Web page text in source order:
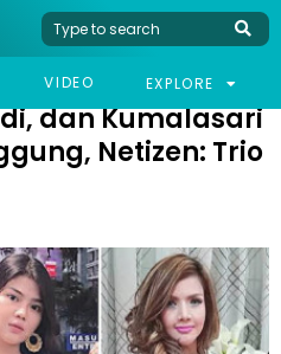
VIDEO EXPLORE
DAN KUMALASARI BERAKSI SATU
dan Kumalasari
Netizen: Trio